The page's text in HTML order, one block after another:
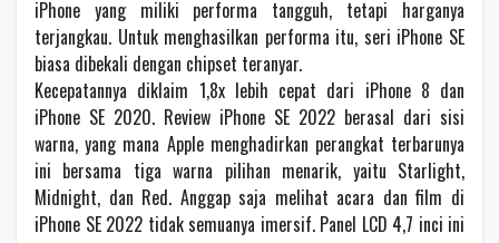
iPhone yang miliki performa tangguh, tetapi harganya
terjangkau. Untuk menghasilkan performa itu, seri iPhone SE
biasa dibekali dengan chipset teranyar.
Kecepatannya diklaim 1,8x lebih cepat dari iPhone 8 dan
iPhone SE 2020. Review iPhone SE 2022 berasal dari sisi
warna, yang mana Apple menghadirkan perangkat terbarunya
ini bersama tiga warna pilihan menarik, yaitu Starlight,
Midnight, dan Red. Anggap saja melihat acara dan film di
iPhone SE 2022 tidak semuanya imersif. Panel LCD 4,7 inci ini